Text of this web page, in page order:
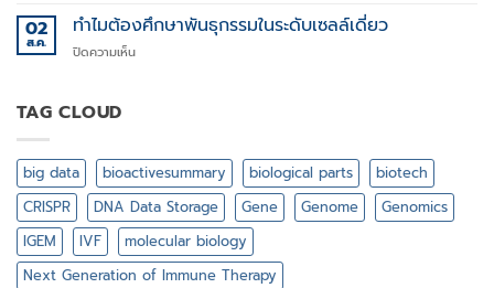
ใน
กีฬา
protein
(TPD)
02
ส.ค.
ทำไมต้องศึกษาพันธุกรรมในระดับเซลล์เดี่ยว
ปิดความเห็นบน
ระดับ
เซลล์
เดี่ยว
TAG CLOUD
big data bioactivesummary biological parts
biotech
CRISPR
DNA Data Storage Gene Genome
Genomics
IGEM
IVF
molecular biology
Next Generation of Immune Therapy